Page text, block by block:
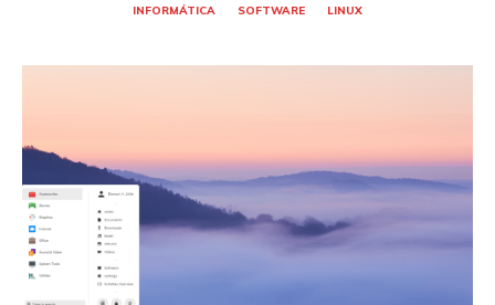
INFORMÁTICA
SOFTWARE LINUX